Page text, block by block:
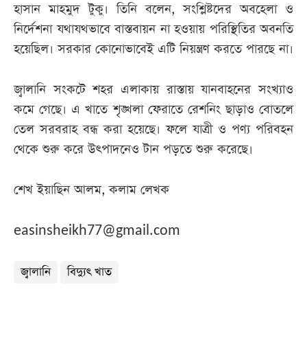
হাসান মাহমুদ টুকু। তিনি বলেন, সংশ্লিষ্টদের অবহেলা ও
নির্দেশনা যথাযথভাবে বাস্তবায়ন না হওয়ায় পরিস্থিতির অবনতি
হয়েছিল। সরকার কোনোভাবেই এটি নিয়ন্ত্রণ করতে পারছে না।
জ্বালানি সংকটে শহর এলাকায় রাস্তায় যানবাহনের সংখ্যাও
কমে গেছে। এ খাতে শৃঙ্খলা ফেরাতে রেশনিং ছাড়াও বোতলে
তেল সরবরাহ বন্ধ করা হয়েছে। ফলে যাত্রী ও পণ্য পরিবহন
থেকে শুরু করে উৎপাদনেও টান পড়তে শুরু করেছে।
শেখ ইয়াছিন আলম, কলাম লেখক
easinsheikh77@gmail.com
জ্বালানি বিদ্যুৎ খাত